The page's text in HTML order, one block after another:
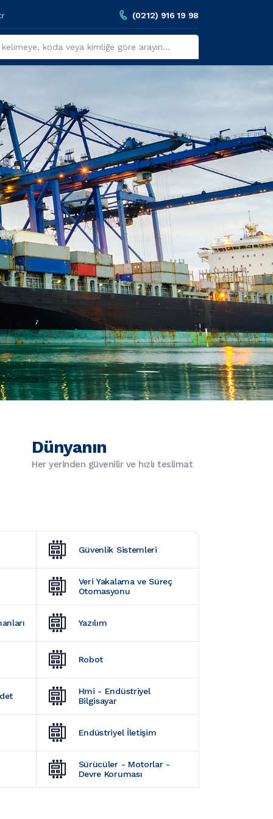
(0212) 916 19 98
Dünyanın
Her yerinden güvenilir ve hızlı teslimat
Güvenlik Sistemleri
Veri Yakalama ve Süreç
Otomasyonu
Yazılım
Robot
Hmi - Endüstriyel
Bilgisayar
Endüstriyel İletişim
Sürücüler - Motorlar -
Devre Koruması